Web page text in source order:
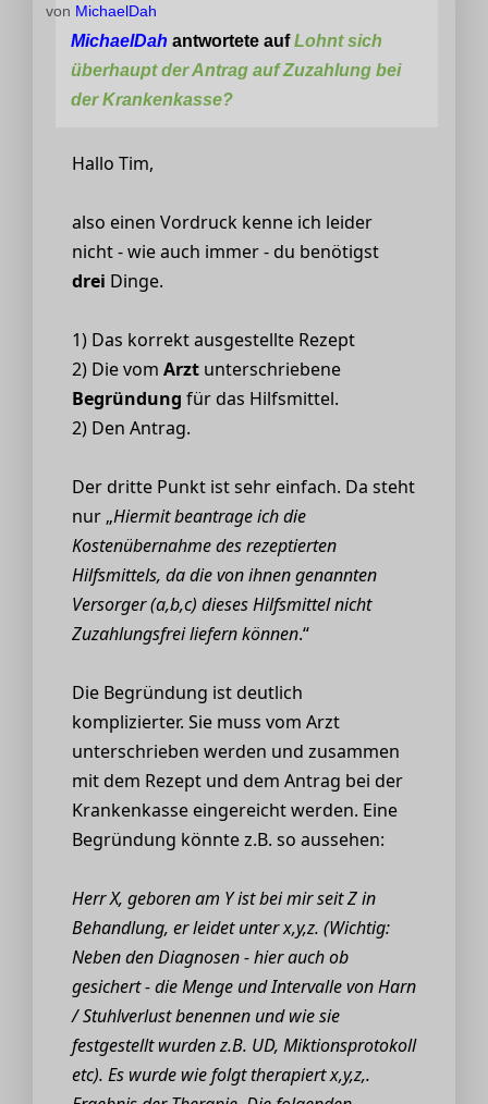
von MichaelDah
MichaelDah antwortete aufLohnt sich
überhaupt der Antrag auf Zuzahlung bei
der Krankenkasse?
Hallo Tim,
also einen Vordruck kenne ich leider
nicht - wie auch immer - du benötigst
drei Dinge.
1) Das korrekt ausgestellte Rezept
2) Die vom Arzt unterschriebene
Begründung für das Hilfsmittel.
2) Den Antrag.
Der dritte Punkt ist sehr einfach. Da steht
nur „Hiermit beantrage ich die
Kostenübernahme des rezeptierten
Hilfsmittels, da die von ihnen genannten
Versorger (a,b,c) dieses Hilfsmittel nicht
Zuzahlungsfrei liefern können.“
Die Begründung ist deutlich
komplizierter. Sie muss vom Arzt
unterschrieben werden und zusammen
mit dem Rezept und dem Antrag bei der
Krankenkasse eingereicht werden. Eine
Begründung könnte z.B. so aussehen:
Herr X, geboren am Y ist bei mir seit Z in
Behandlung, er leidet unter x,y,z. (Wichtig:
Neben den Diagnosen - hier auch ob
gesichert - die Menge und Intervalle von Harn
/ Stuhlverlust benennen und wie sie
festgestellt wurden z.B. UD, Miktionsprotokoll
etc). Es wurde wie folgt therapiert x,y,z,.